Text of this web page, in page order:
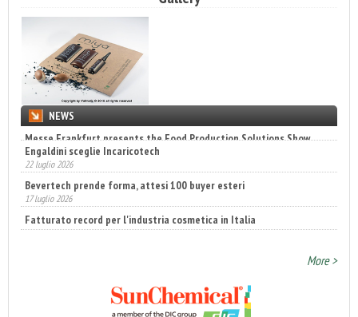
NEWS
Engaldini sceglie Incaricotech
22 luglio 2026
Bevertech prende forma, attesi 100 buyer esteri
17 luglio 2026
Fatturato record per l'industria cosmetica in Italia
10 luglio 2026
More >